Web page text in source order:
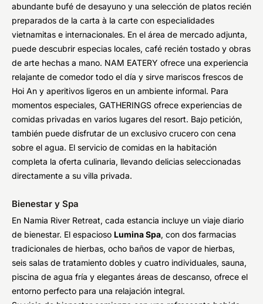
abundante bufé de desayuno y una selección de platos recién
preparados de la carta à la carte con especialidades
vietnamitas e internacionales. En el área de mercado adjunta,
puede descubrir especias locales, café recién tostado y obras
de arte hechas a mano. NAM EATERY ofrece una experiencia
relajante de comedor todo el día y sirve mariscos frescos de
Hoi An y aperitivos ligeros en un ambiente informal. Para
momentos especiales, GATHERINGS ofrece experiencias de
comidas privadas en varios lugares del resort. Bajo petición,
también puede disfrutar de un exclusivo crucero con cena
sobre el agua. El servicio de comidas en la habitación
completa la oferta culinaria, llevando delicias seleccionadas
directamente a su villa privada.
Bienestar y Spa
En Namia River Retreat, cada estancia incluye un viaje diario
de bienestar. El espacioso Lumina Spa, con dos farmacias
tradicionales de hierbas, ocho baños de vapor de hierbas,
seis salas de tratamiento dobles y cuatro individuales, sauna,
piscina de agua fría y elegantes áreas de descanso, ofrece el
entorno perfecto para una relajación integral.